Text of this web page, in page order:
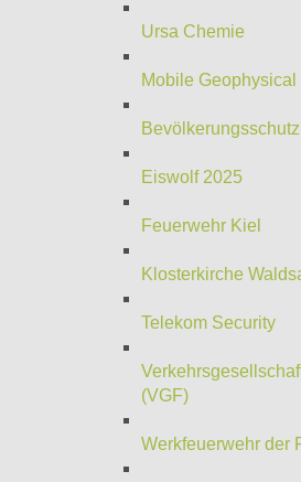
Ursa Chemie
Mobile
Eiswolf 2025
Feuerwehr Kiel
Klosterkirche
Telekom Security
(VGF)
Werkfeuerwehr der